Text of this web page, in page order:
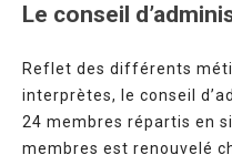
Le conseil
Reflet des différents
interprètes, le conseil
24 membres répartis en
membres est renouvelé